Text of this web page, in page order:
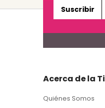
Suscribir
Acerca de la
Quiénes Somos